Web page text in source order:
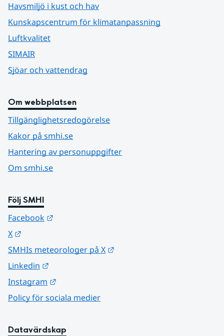
Havsmiljö i kust och hav
Kunskapscentrum för klimatanpassning
Luftkvalitet
SIMAIR
Sjöar och vattendrag
Om webbplatsen
Tillgänglighetsredogörelse
Kakor på smhi.se
Hantering av personuppgifter
Om smhi.se
Följ SMHI
Facebook
X
SMHIs meteorologer på X
Linkedin
Instagram
Policy för sociala medier
Datavärdskap